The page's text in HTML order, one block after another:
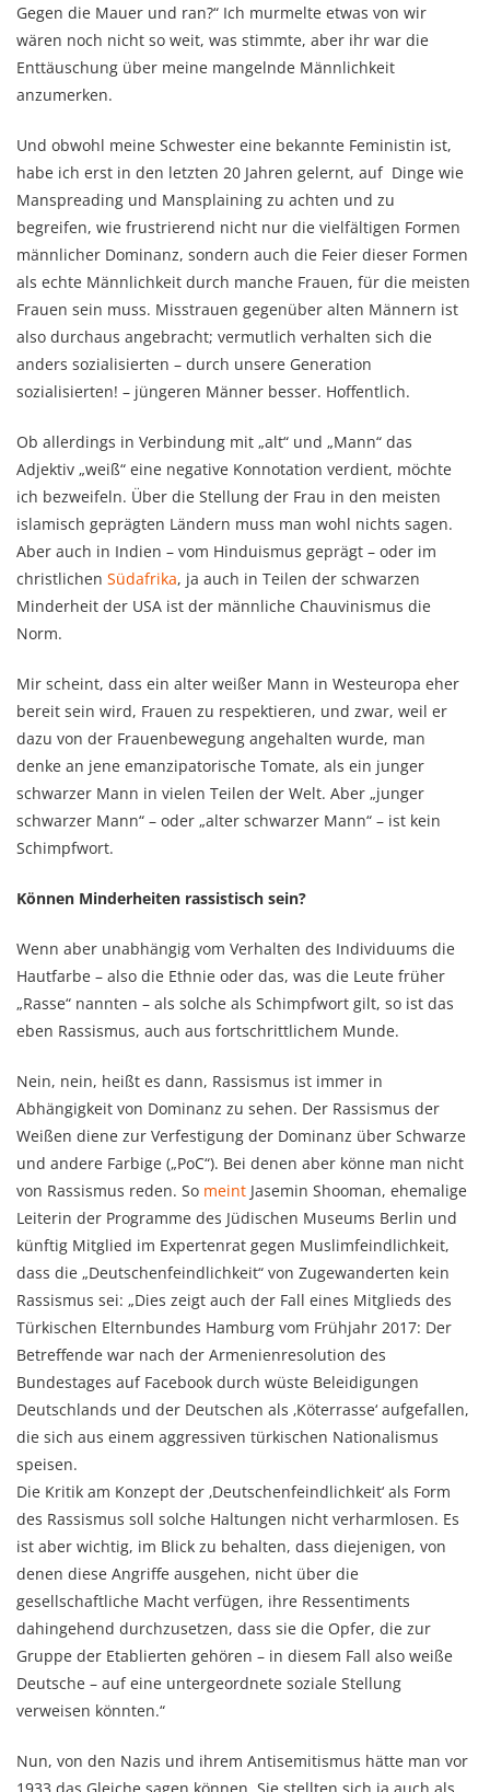
Gegen die Mauer und ran?“ Ich murmelte etwas von wir
wären noch nicht so weit, was stimmte, aber ihr war die
Enttäuschung über meine mangelnde Männlichkeit
anzumerken.
Und obwohl meine Schwester eine bekannte Feministin ist,
habe ich erst in den letzten 20 Jahren gelernt, auf Dinge wie
Manspreading und Mansplaining zu achten und zu
begreifen, wie frustrierend nicht nur die vielfältigen Formen
männlicher Dominanz, sondern auch die Feier dieser Formen
als echte Männlichkeit durch manche Frauen, für die meisten
Frauen sein muss. Misstrauen gegenüber alten Männern ist
also durchaus angebracht; vermutlich verhalten sich die
anders sozialisierten – durch unsere Generation
sozialisierten! – jüngeren Männer besser. Hoffentlich.
Ob allerdings in Verbindung mit „alt“ und „Mann“ das
Adjektiv „weiß“ eine negative Konnotation verdient, möchte
ich bezweifeln. Über die Stellung der Frau in den meisten
islamisch geprägten Ländern muss man wohl nichts sagen.
Aber auch in Indien – vom Hinduismus geprägt – oder im
christlichen Südafrika, ja auch in Teilen der schwarzen
Minderheit der USA ist der männliche Chauvinismus die
Norm.
Mir scheint, dass ein alter weißer Mann in Westeuropa eher
bereit sein wird, Frauen zu respektieren, und zwar, weil er
dazu von der Frauenbewegung angehalten wurde, man
denke an jene emanzipatorische Tomate, als ein junger
schwarzer Mann in vielen Teilen der Welt. Aber „junger
schwarzer Mann“ – oder „alter schwarzer Mann“ – ist kein
Schimpfwort.
Können Minderheiten rassistisch sein?
Wenn aber unabhängig vom Verhalten des Individuums die
Hautfarbe – also die Ethnie oder das, was die Leute früher
„Rasse“ nannten – als solche als Schimpfwort gilt, so ist das
eben Rassismus, auch aus fortschrittlichem Munde.
Nein, nein, heißt es dann, Rassismus ist immer in
Abhängigkeit von Dominanz zu sehen. Der Rassismus der
Weißen diene zur Verfestigung der Dominanz über Schwarze
und andere Farbige („PoC“). Bei denen aber könne man nicht
von Rassismus reden. So meint Jasemin Shooman, ehemalige
Leiterin der Programme des Jüdischen Museums Berlin und
künftig Mitglied im Expertenrat gegen Muslimfeindlichkeit,
dass die „Deutschenfeindlichkeit“ von Zugewanderten kein
Rassismus sei: „Dies zeigt auch der Fall eines Mitglieds des
Türkischen Elternbundes Hamburg vom Frühjahr 2017: Der
Betreffende war nach der Armenienresolution des
Bundestages auf Facebook durch wüste Beleidigungen
Deutschlands und der Deutschen als ‚Köterrasse‘ aufgefallen,
die sich aus einem aggressiven türkischen Nationalismus
speisen.
Die Kritik am Konzept der ‚Deutschenfeindlichkeit‘ als Form
des Rassismus soll solche Haltungen nicht verharmlosen. Es
ist aber wichtig, im Blick zu behalten, dass diejenigen, von
denen diese Angriffe ausgehen, nicht über die
gesellschaftliche Macht verfügen, ihre Ressentiments
dahingehend durchzusetzen, dass sie die Opfer, die zur
Gruppe der Etablierten gehören – in diesem Fall also weiße
Deutsche – auf eine untergeordnete soziale Stellung
verweisen könnten.“
Nun, von den Nazis und ihrem Antisemitismus hätte man vor
1933 das Gleiche sagen können. Sie stellten sich ja auch als